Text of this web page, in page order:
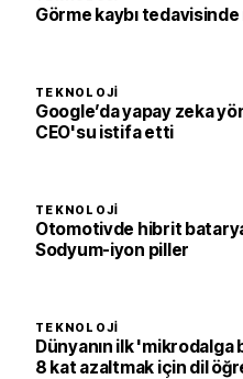
Görme kaybı
TEKNOLOJI
Google’da yapay zeka
CEO'su istifa etti
TEKNOLOJI
Otomotivde hibrit
Sodyum-iyon piller
TEKNOLOJI
Dünyanın ilk
8 kat azaltmak için dil